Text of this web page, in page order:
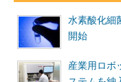
水素酸化細
開始
産業用ロボ